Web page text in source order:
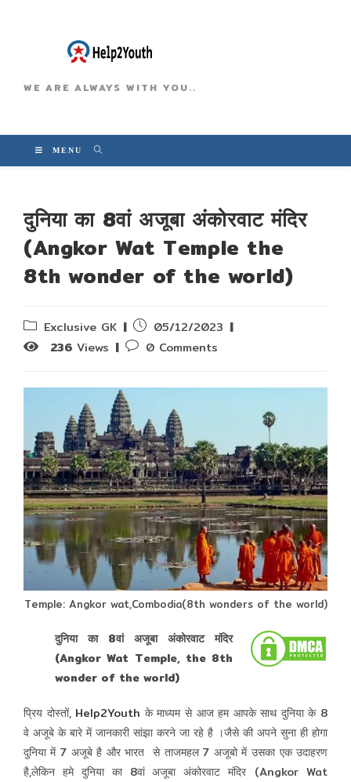
WE ARE ALWAYS WITH YOU..
MENU
दुनिया का 8वां अजूबा अंकोरवाट मंदिर
(Angkor Wat Temple the
8th wonder of the world)
Post
category:
Exclusive GK
Post
published:
05/12/2023
236Views
Post0 Comments
Temple: Angkor wat,Combodia(8th wonders of the world)
दुनिया का 8वां अजूबा अंकोरवाट मंदिर
(Angkor Wat Temple, the 8th
wonder of the world)
प्रिय दोस्तों, Help2Youth के माध्यम से आज हम आपके साथ दुनिया के 8
वे अजूबे के बारे में जानकारी सांझा करने जा रहे है ।जैसे की अपने सुना ही होगा
दुनिया में 7 अजूबे है और भारत से ताजमहल 7 अजूबो में उसका एक उदाहरण
है,लेकिन हमे दुनिया का 8वां अजूबा अंकोरवाट मंदिर (Angkor Wat